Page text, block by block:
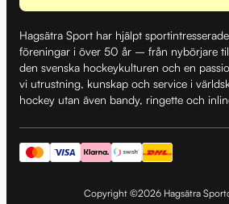
Hagsätra Sport har hjälpt
föreningar i över 50 år – från nybörjare
den svenska hockeykulturen och en
vi utrustning, kunskap och service i
hockey utan även bandy, ringette och
Copyright ©2026 Hagsätra